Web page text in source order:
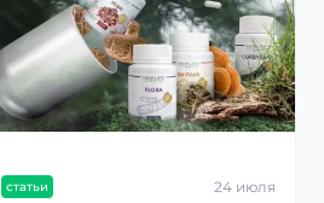
статьи 24 июля